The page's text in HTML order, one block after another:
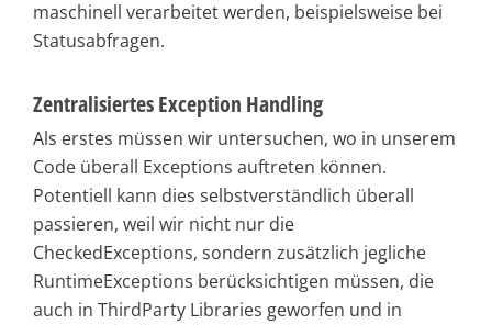
maschinell verarbeitet werden, beispielsweise bei
Statusabfragen.
Zentralisiertes Exception Handling
Als erstes müssen wir untersuchen, wo in unserem
Code überall Exceptions auftreten können.
Potentiell kann dies selbstverständlich überall
passieren, weil wir nicht nur die
CheckedExceptions, sondern zusätzlich jegliche
RuntimeExceptions berücksichtigen müssen, die
auch in ThirdParty Libraries geworfen und in